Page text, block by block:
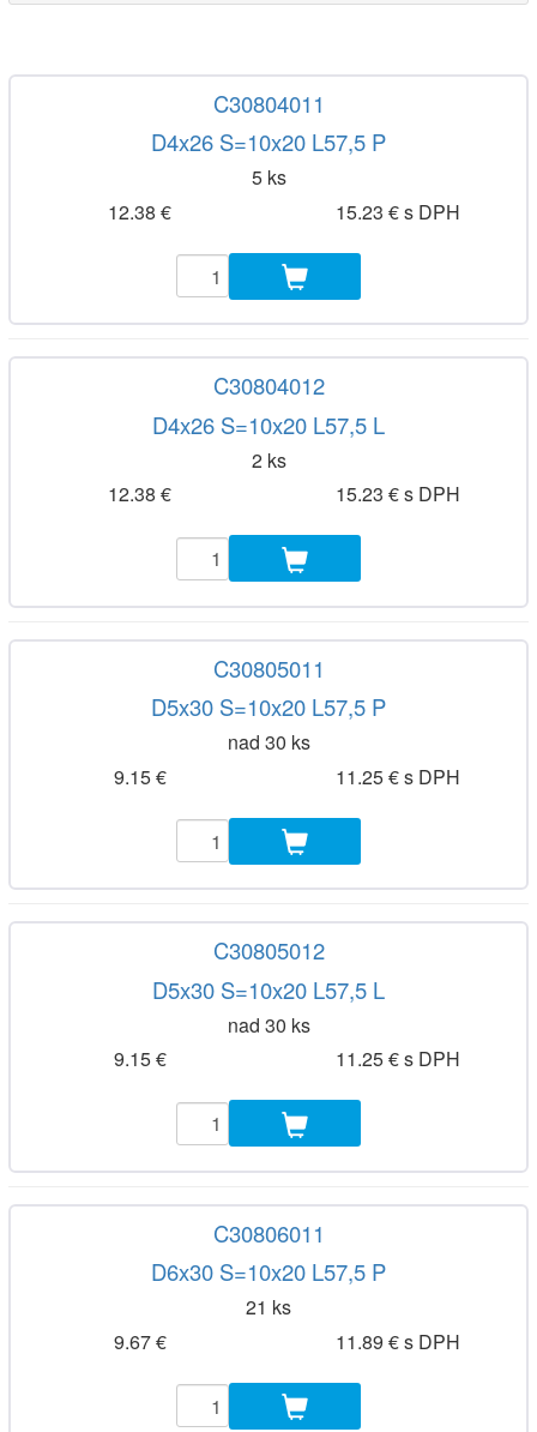
C30804011
D4x26 S=10x20 L57,5 P
5 ks
12.38 €
15.23 € s DPH
C30804012
D4x26 S=10x20 L57,5 L
2 ks
12.38 €
15.23 € s DPH
C30805011
D5x30 S=10x20 L57,5 P
nad 30 ks
9.15 €
11.25 € s DPH
C30805012
D5x30 S=10x20 L57,5 L
nad 30 ks
9.15 €
11.25 € s DPH
C30806011
D6x30 S=10x20 L57,5 P
21 ks
9.67 €
11.89 € s DPH